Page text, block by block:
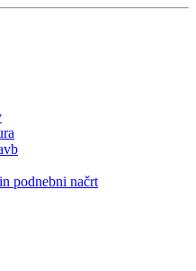
podnebni načrt